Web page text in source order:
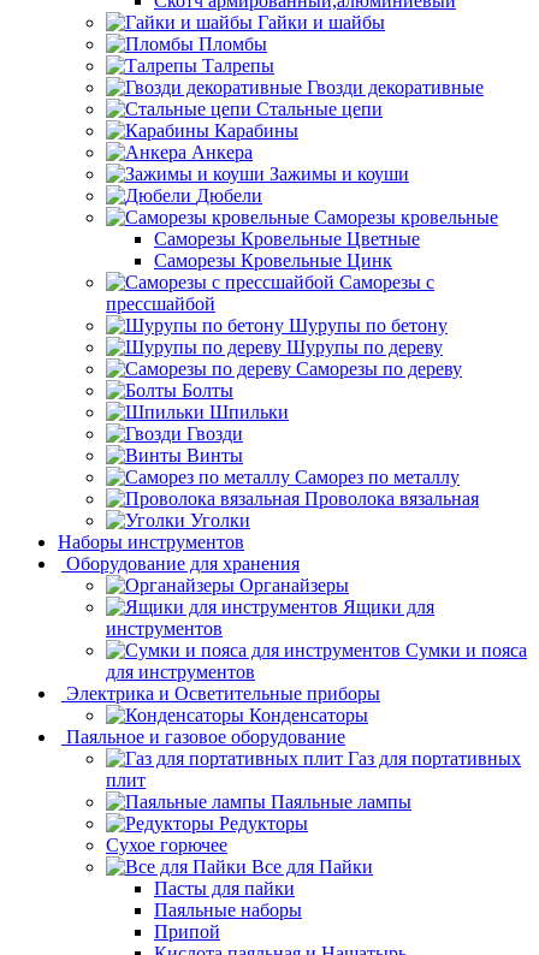
Гайки и шайбы
Пломбы
Талрепы
Гвозди декоративные
Стальные цепи
Карабины
Анкера
Зажимы и коуши
Дюбели
Саморезы кровельные
Саморезы Кровельные Цветные
Саморезы Кровельные Цинк
Саморезы с
прессшайбой
Шурупы по бетону
Шурупы по дереву
Саморезы по дереву
Болты
Шпильки
Гвозди
Винты
Саморез по металлу
Проволока вязальная
Уголки
Наборы инструментов
Оборудование для хранения
Органайзеры
Ящики для
инструментов
Сумки и пояса
для инструментов
Электрика и Осветительные приборы
Конденсаторы
Паяльное и газовое оборудование
Газ для портативных
плит
Паяльные лампы
Редукторы
Сухое горючее
Все для Пайки
Пасты для пайки
Паяльные наборы
Припой